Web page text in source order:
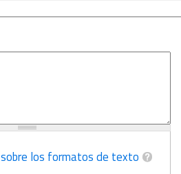
los formatos de texto